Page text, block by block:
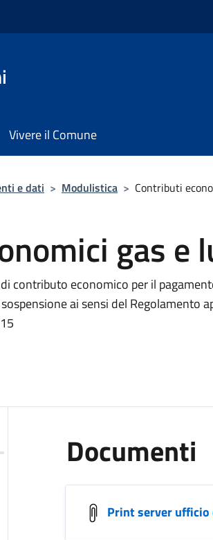
Vivere il Comune
e dati > Modulistica > Contributi
gas e
contributo economico per il
ai sensi del Regolamento
Documenti
Print server ufficio